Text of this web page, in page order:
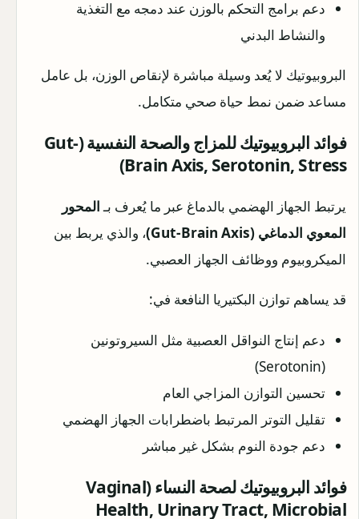
دعم برامج التحكم بالوزن عند دمجه مع التغذية
والنشاط البدني
البروبيوتيك لا يُعد وسيلة مباشرة لإنقاص الوزن، بل عامل
مساعد ضمن نمط حياة صحي متكامل.
فوائد البروبيوتيك للمزاج والصحة النفسية (Gut-
Brain Axis, Serotonin, Stress)
يرتبط الجهاز الهضمي بالدماغ عبر ما يُعرف بـالمحور
المعوي الدماغي (Gut-Brain Axis)
، والذي يربط بين
الميكروبيوم ووظائف الجهاز العصبي.
قد يساهم توازن البكتيريا النافعة في:
دعم إنتاج النواقل العصبية مثل السيروتونين
تحسين التوازن المزاجي العام
تقليل التوتر المرتبط باضطرابات الجهاز الهضمي
دعم جودة النوم بشكل غير مباشر
فوائد البروبيوتيك لصحة النساء (Vaginal
Health, Urinary Tract, Microbial